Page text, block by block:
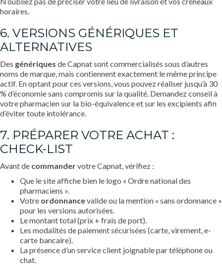
horaires.
6. VERSIONS GÉNÉRIQUES ET
ALTERNATIVES
Des génériques de Capnat sont commercialisés sous d’autres
noms de marque, mais contiennent exactement le même principe
actif. En optant pour ces versions, vous pouvez réaliser jusqu’à 30
% d’économie sans compromis sur la qualité. Demandez conseil à
votre pharmacien sur la bio-équivalence et sur les excipients afin
d’éviter toute intolérance.
7. PRÉPARER VOTRE ACHAT :
CHECK-LIST
Avant de commandervotre Capnat, vérifiez :
Que le site affiche bien le logo « Ordre national des
pharmaciens ».
Votre ordonnancevalide ou la mention « sans ordonnance »
pour les versions autorisées.
Le montant total (prix + frais de port).
Les modalités de paiement sécurisées (carte, virement, e-
carte bancaire).
La présence d’un service client joignable par téléphone ou
chat.